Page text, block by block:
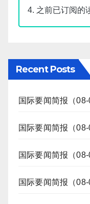
4. 之前已订阅的
Recent Posts
国际要闻简报（08-
国际要闻简报（08-
国际要闻简报（08-
国际要闻简报（08-